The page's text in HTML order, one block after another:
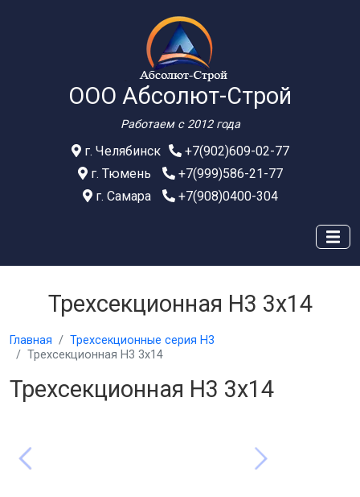
ООО Абсолют-Строй
Работаем с 2012 года
г. Челябинск
+7(902)609-02-77
г. Тюмень
+7(999)586-21-77
г. Самара
+7(908)0400-304
Трехсекционная Н3 3х14
Главная
Трехсекционные серия Н3
Трехсекционная Н3 3х14
Трехсекционная Н3 3х14